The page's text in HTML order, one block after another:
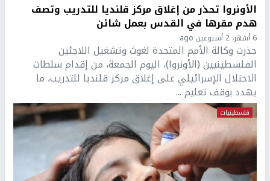
الأونروا تحذر من إغلاق مركز قلنديا للتدريب وتصف
هدم مقرها في القدس بعمل شائن
6 أشهر، 2 أسبوعين ago
حذرت وكالة الأمم المتحدة لغوث وتشغيل اللاجئين
الفلسطينيين (الأونروا)، اليوم الجمعة، من إقدام سلطات
الاحتلال الإسرائيلي على إغلاق مركز قلنديا للتدريب، ما
يهدد بوقف تعليم ...
فلسطينيات